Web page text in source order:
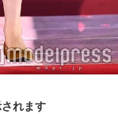
れます